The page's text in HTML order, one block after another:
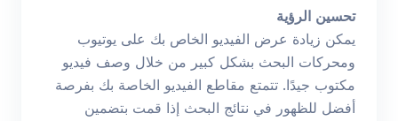
تحسين الرؤية
يمكن زيادة عرض الفيديو الخاص بك على يوتيوب
ومحركات البحث بشكل كبير من خلال وصف فيديو
مكتوب جيدًا. تتمتع مقاطع الفيديو الخاصة بك بفرصة
أفضل للظهور في نتائج البحث إذا قمت بتضمين